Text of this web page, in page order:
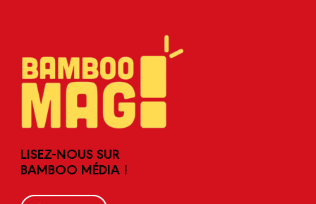
LISEZ-NOUS SUR
BAMBOO MÉDIA !